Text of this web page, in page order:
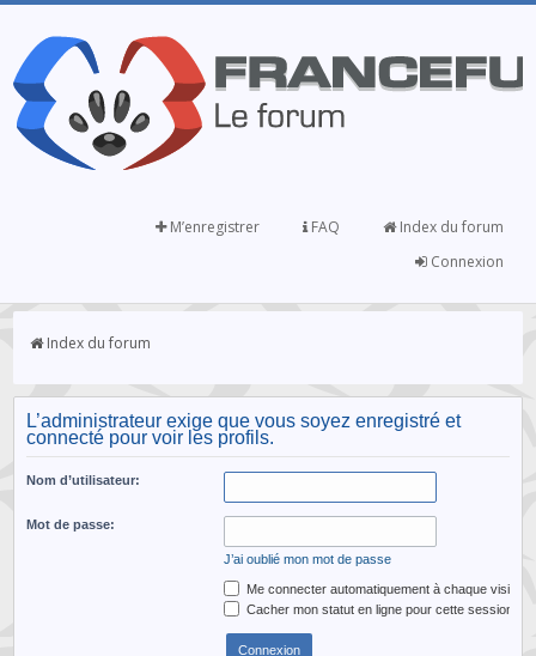
Index du forum
FAQ
M’enregistrer
Connexion
Index du forum
L’administrateur exige que vous soyez enregistré et
connecté pour voir les profils.
Nom d’utilisateur:
Mot de passe:
J’ai oublié mon mot de passe
Me connecter automatiquement à chaque visite
Cacher mon statut en ligne pour cette session